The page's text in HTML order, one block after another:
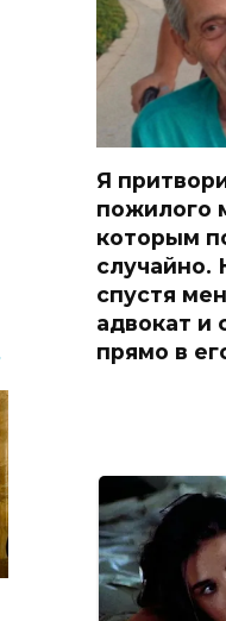
Я
пожилого
которым
случайно.
спустя
адвокат и
прямо в